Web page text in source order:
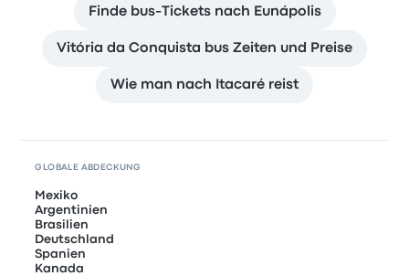
Finde bus-Tickets nach Eunápolis
Vitória da Conquista bus Zeiten und Preise
Wie man nach Itacaré reist
GLOBALE ABDECKUNG
Mexiko
Argentinien
Brasilien
Deutschland
Spanien
Kanada